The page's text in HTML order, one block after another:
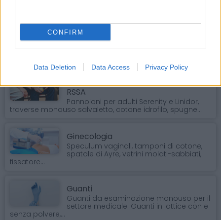
CONFIRM
Data Deletion Data Access Privacy Policy
Fisioterapia
Lenzuolino medico Celtex, bobine in
carta, asciugamani a rotolo,
RSSA
Pannoloni per adulti Serenity e Linidor,
traverse monouso salvaletto, cotone idrofilo, spugne...
Ginecologia
Speculum vaginali, tamponi di cotone,
spatole di Ayre, vetrini molati-sabbiati,
fissatore...
Guanti
Guanti da esaminazione monouso per il
settore medicale. Guanti in lattice con e
senza polvere,...